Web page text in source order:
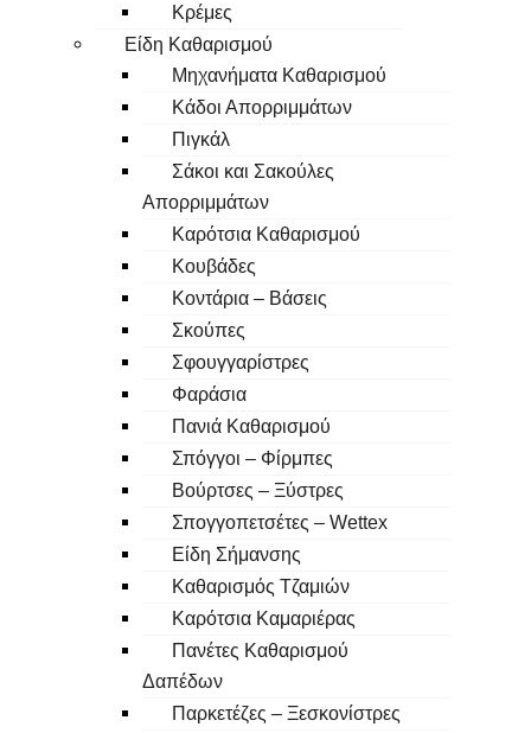
Κρέμες
Είδη Καθαρισμού
Μηχανήματα Καθαρισμού
Κάδοι Απορριμμάτων
Πιγκάλ
Σάκοι και Σακούλες
Απορριμμάτων
Καρότσια Καθαρισμού
Κουβάδες
Κοντάρια – Βάσεις
Σκούπες
Σφουγγαρίστρες
Φαράσια
Πανιά Καθαρισμού
Σπόγγοι – Φίρμπες
Βούρτσες – Ξύστρες
Σπογγοπετσέτες – Wettex
Είδη Σήμανσης
Καθαρισμός Τζαμιών
Καρότσια Καμαριέρας
Πανέτες Καθαρισμού
Δαπέδων
Παρκετέζες – Ξεσκονίστρες